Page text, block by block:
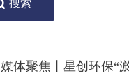
媒体聚焦丨星创环保“